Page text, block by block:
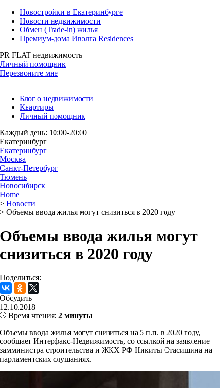
Новостройки в Екатеринбурге
Новости недвижимости
Обмен (Trade-in) жилья
Премиум-дома Иволга Residences
PR FLAT недвижимость
Личный помощник
Перезвоните мне
Блог о недвижимости
Квартиры
Личный помощник
Каждый день: 10:00-20:00
Екатеринбург
Екатеринбург
Москва
Санкт-Петербург
Тюмень
Новосибирск
Home
> Новости
> Объемы ввода жилья могут снизиться в 2020 году
Объемы ввода жилья могут
снизиться в 2020 году
Поделиться:
Обсудить
12.10.2018
Время чтения: 2 минуты
Объемы ввода жилья могут снизиться на 5 п.п. в 2020 году,
сообщает Интерфакс-Недвижимость, со ссылкой на заявление
замминистра строительства и ЖКХ РФ Никиты Стасишина на
парламентских слушаниях.